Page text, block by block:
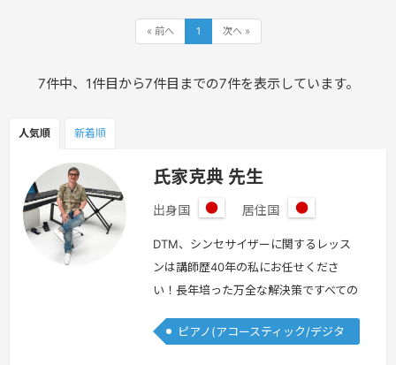
« 前へ 1 次へ »
7件中、1件目から7件目までの7件を表示しています。
人気順 新着順
氏家克典 先生
出身国
本
居住国
本
DTM、シンセサイザーに関するレッス
ンは講師歴40年の私にお任せくださ
い！長年培った万全な解決策ですべての
＞学生時代より数々のコンテストに出場
ピアノ(アコースティック/デジタ